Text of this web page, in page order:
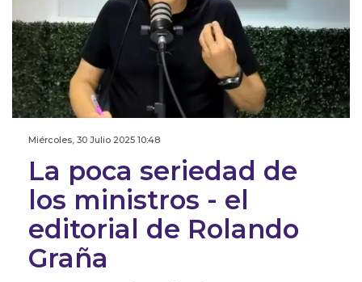
Miércoles, 30 Julio 2025 10:48
La poca seriedad de
los ministros - el
editorial de Rolando
Graña